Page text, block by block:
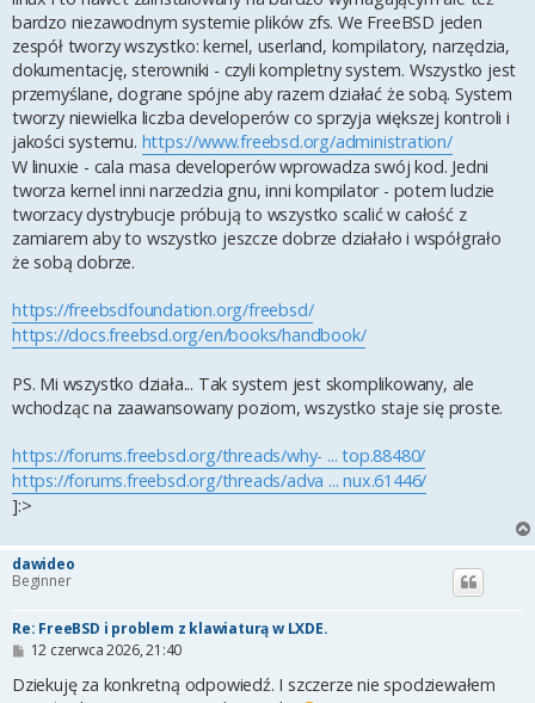
bardzo niezawodnym systemie plików zfs. We FreeBSD jeden
zespół tworzy wszystko: kernel, userland, kompilatory, narzędzia,
dokumentację, sterowniki - czyli kompletny system. Wszystko jest
przemyślane, dograne spójne aby razem działać że sobą. System
tworzy niewielka liczba developerów co sprzyja większej kontroli i
jakości systemu. https://www.freebsd.org/administration/
W linuxie - cala masa developerów wprowadza swój kod. Jedni
tworza kernel inni narzedzia gnu, inni kompilator - potem ludzie
tworzacy dystrybucje próbują to wszystko scalić w całość z
zamiarem aby to wszystko jeszcze dobrze działało i współgrało
że sobą dobrze.
https://freebsdfoundation.org/freebsd/
https://docs.freebsd.org/en/books/handbook/
PS. Mi wszystko działa... Tak system jest skomplikowany, ale
wchodząc na zaawansowany poziom, wszystko staje się proste.
https://forums.freebsd.org/threads/why- ... top.88480/
https://forums.freebsd.org/threads/adva ... nux.61446/
]:>
dawideo
Beginner
Re: FreeBSD i problem z klawiaturą w LXDE.
P
s
12 czerwca 2026, 21:40
Dziekuję za konkretną odpowiedź. I szczerze nie spodziewałem